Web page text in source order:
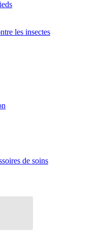
les insectes
de soins